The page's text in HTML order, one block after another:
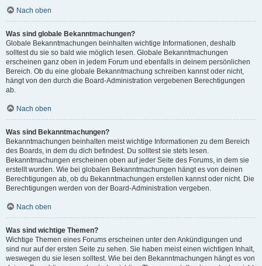
Nach oben
Was sind globale Bekanntmachungen?
Globale Bekanntmachungen beinhalten wichtige Informationen, deshalb
solltest du sie so bald wie möglich lesen. Globale Bekanntmachungen
erscheinen ganz oben in jedem Forum und ebenfalls in deinem persönlichen
Bereich. Ob du eine globale Bekanntmachung schreiben kannst oder nicht,
hängt von den durch die Board-Administration vergebenen Berechtigungen
ab.
Nach oben
Was sind Bekanntmachungen?
Bekanntmachungen beinhalten meist wichtige Informationen zu dem Bereich
des Boards, in dem du dich befindest. Du solltest sie stets lesen.
Bekanntmachungen erscheinen oben auf jeder Seite des Forums, in dem sie
erstellt wurden. Wie bei globalen Bekanntmachungen hängt es von deinen
Berechtigungen ab, ob du Bekanntmachungen erstellen kannst oder nicht. Die
Berechtigungen werden von der Board-Administration vergeben.
Nach oben
Was sind wichtige Themen?
Wichtige Themen eines Forums erscheinen unter den Ankündigungen und
sind nur auf der ersten Seite zu sehen. Sie haben meist einen wichtigen Inhalt,
weswegen du sie lesen solltest. Wie bei den Bekanntmachungen hängt es von